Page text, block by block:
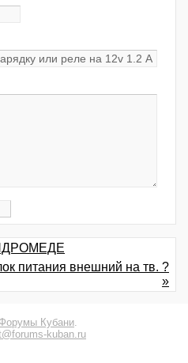
питания внешний на тв. ?
»
Форумы Кубани.
kuban.ru